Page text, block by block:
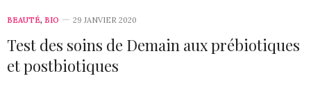
BEAUTÉ, BIO 29 JANVIER 2020
Test des soins de Demain aux prébiotiques
et postbiotiques